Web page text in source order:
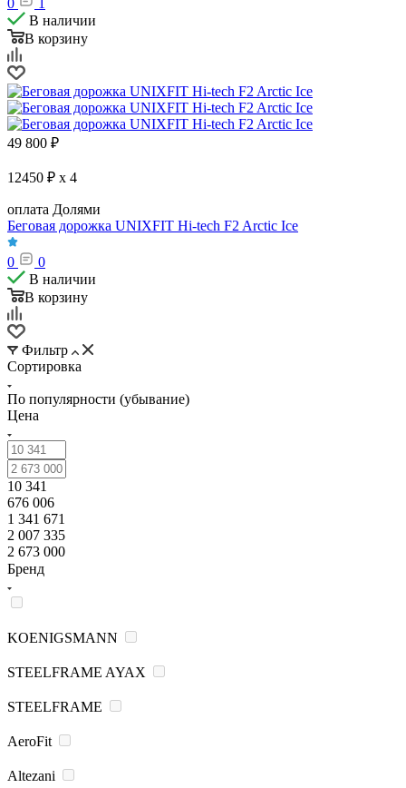
В наличии
В корзину
49 800 ₽
12450 ₽ x 4
оплата Долями
Беговая дорожка UNIXFIT Hi-tech F2 Arctic Ice
0
0
В наличии
В корзину
Фильтр
Сортировка
По популярности (убывание)
Цена
10 341
676 006
1 341 671
2 007 335
2 673 000
Бренд
KOENIGSMANN
STEELFRAME AYAX
STEELFRAME
AeroFit
Altezani